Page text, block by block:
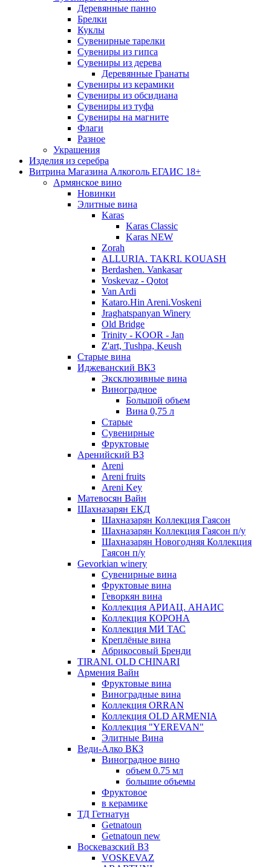
Деревянные панно
Брелки
Куклы
Сувенирные тарелки
Сувениры из гипса
Сувениры из дерева
Деревянные Гранаты
Сувениры из керамики
Сувениры из обсидиана
Сувениры из туфа
Сувениры на магните
Флаги
Разное
Украшения
Изделия из серебра
Витрина Магазина Алкоголь ЕГАИС 18+
Армянское вино
Новинки
Элитные вина
Karas
Karas Classic
Karas NEW
Zorah
ALLURIA. TAKRI. KOUASH
Berdashen. Vankasar
Voskevaz - Qotot
Van Ardi
Kataro.Hin Areni.Voskeni
Jraghatspanyan Winery
Old Bridge
Trinity - KOOR - Jan
Z'art, Tushpa, Keush
Старые вина
Иджеванский ВК3
Эксклюзивные вина
Виноградное
Большой объем
Вина 0,75 л
Старые
Сувенирные
Фруктовые
Аренийский ВЗ
Areni
Areni fruits
Areni Key
Матевосян Вайн
Шахназарян ЕКД
Шахназарян Коллекция Гаясон
Шахназарян Коллекция Гаясон п/у
Шахназарян Новогодняя Коллекция
Гаясон п/у
Gevorkian winery
Сувенирные вина
Фруктовые вина
Геворкян вина
Коллекция АРИАЦ. АНАИС
Коллекция КОРОНА
Коллекция МИ ТАС
Креплёные вина
Абрикосовый Бренди
TIRANI. OLD CHINARI
Армения Вайн
Фруктовые вина
Виноградные вина
Коллекция ORRAN
Коллекция OLD ARMENIA
Коллекция "YEREVAN"
Элитные Вина
Веди-Алко ВКЗ
Виноградное вино
объем 0.75 мл
большие объемы
Фруктовое
в керамике
ТД Гетнатун
Getnatoun
Getnatoun new
Воскевазский ВЗ
VOSKEVAZ